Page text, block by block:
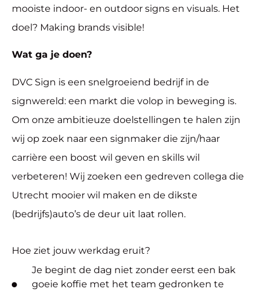
mooiste indoor- en outdoor signs en visuals. Het
doel? Making brands visible!
Wat ga je doen?
DVC Sign is een snelgroeiend bedrijf in de
signwereld: een markt die volop in beweging is.
Om onze ambitieuze doelstellingen te halen zijn
wij op zoek naar een signmaker die zijn/haar
carrière een boost wil geven en skills wil
verbeteren! Wij zoeken een gedreven collega die
Utrecht mooier wil maken en de dikste
(bedrijfs)auto’s de deur uit laat rollen.
Hoe ziet jouw werkdag eruit?
Je begint de dag niet zonder eerst een bak
goeie koffie met het team gedronken te